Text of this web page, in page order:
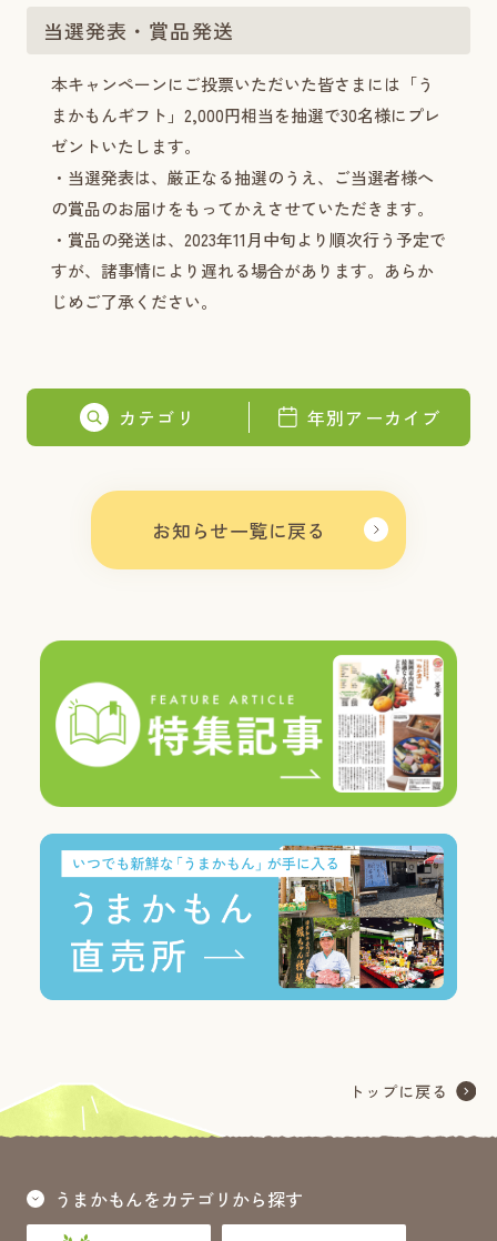
お知らせ一覧に戻る
カテゴリ 年別アーカイブ
当選発表・賞品発送
本キャンペーンにご投票いただいた皆さまには「う
まかもんギフト」2,000円相当を抽選で30名様にプレ
ゼントいたします。
・当選発表は、厳正なる抽選のうえ、ご当選者様へ
の賞品のお届けをもってかえさせていただきます。
・賞品の発送は、2023年11月中旬より順次行う予定で
すが、諸事情により遅れる場合があります。あらか
じめご了承ください。
うまかもんをカテゴリから探す